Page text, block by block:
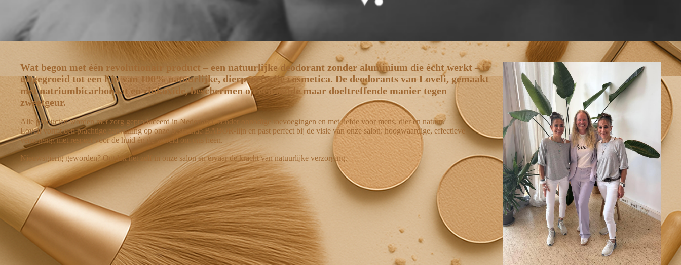
Wat begon met één revolutionair product – een natuurlijke deodorant zonder aluminium die écht werkt – is
uitgegroeid tot een lijn van 100% natuurlijke, dierproefvrije cosmetica. De deodorants van Loveli, gemaakt
met natriumbicarbonaat en zinkoxide, beschermen op een milde maar doeltreffende manier tegen
zweetgeur.
Alle producten worden met zorg geproduceerd in Nederland, zonder onnodige toevoegingen en met liefde voor mens, dier en natuur.
Loveli vormt een prachtige aanvulling op onze bestaande BABOR-lijn en past perfect bij de visie van onze salon: hoogwaardige, effectieve
verzorging met respect voor de huid én de wereld om ons heen.
Nieuwsgierig geworden? Ontdek het zelf in onze salon en ervaar de kracht van natuurlijke verzorging.